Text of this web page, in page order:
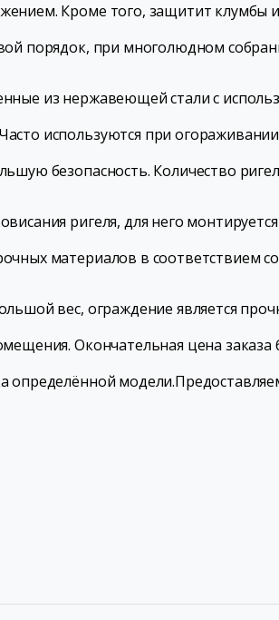
Кроме того, защитит клумбы
порядок, при многолюдном
из нержавеющей стали с
используются при
безопасность. Количество
ригеля, для него
материалов в соответствием
вес, ограждение является
Окончательная цена
определённой